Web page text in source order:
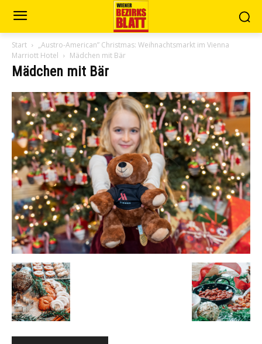
Start
„Austro-American” Christmas: Weihnachtsmarkt im Vienna
Marriott Hotel
Mädchen mit Bär
Mädchen mit Bär